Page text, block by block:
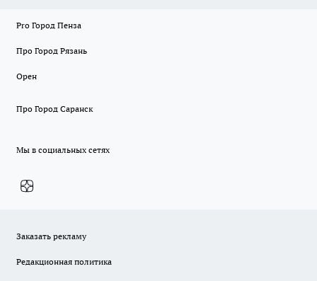
Pro Город Пенза
Про Город Рязань
Орен
Про Город Саранск
Мы в социальных сетях
Заказать рекламу
Редакционная политика